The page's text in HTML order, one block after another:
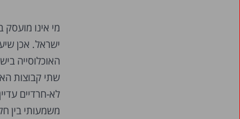
מי אינו
ישראל. אכן
משמעותי בין